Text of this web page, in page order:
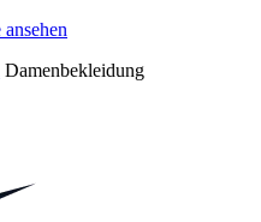
Damenbekleidung